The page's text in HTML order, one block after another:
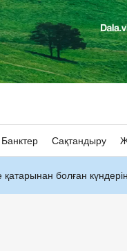
Банктер Сақтандыру
қатарынан болған